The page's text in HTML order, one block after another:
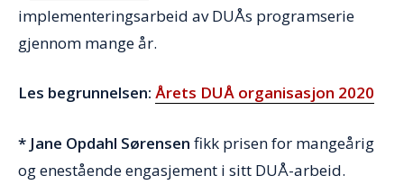
implementeringsarbeid av DUÅs programserie
gjennom mange år.
Les begrunnelsen: Årets DUÅ organisasjon 2020
* Jane Opdahl Sørensen fikk prisen for mangeårig
og enestående engasjement i sitt DUÅ-arbeid.